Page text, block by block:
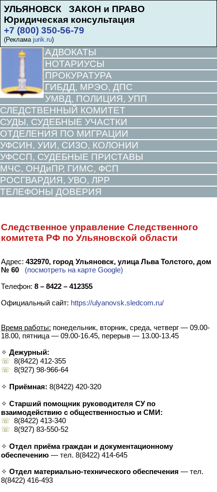
УЛЬЯНОВСК ЗАКОН и ПРАВО
Юридическая консультация
+7 (800) 350-56-79
(Реклама jurik.ru)
АДВОКАТЫ
НОТАРИУСЫ
ПРОКУРАТУРА
ГИБДД, МРЭО, ДПС
УМВД, ПОЛИЦИЯ, УПП
СЛЕДСТВЕННЫЙ КОМИТЕТ
СУДЫ, СУДЕБНЫЕ УЧАСТКИ
ОТДЕЛЕНИЯ ПО МИГРАЦИИ
УФСИН, УИИ, СИЗО, КОЛОНИИ
УФССП, СУДЕБНЫЕ ПРИСТАВЫ
МЧС, ОНДиПР, ГИМС, ФСП
РОСГВАРДИЯ, УВО, ЛРР
ТЕЛЕФОНЫ ДОВЕРИЯ
Следственное управление Следственного
комитета РФ по Ульяновской области
Адрес: 432970, город Ульяновск, улица Льва Толстого, дом
№ 60
(посмотреть на карте Google)
Телефон: 8 – 8422 – 412355
Официальный сайт: https://ulyanovsk.sledcom.ru/
Время работы: понедельник, вторник, среда, четверг — 09.00-
18.00, пятница — 09.00-16.45, перерыв — 13.00-13.45
✧ Дежурный:
☏ 8(8422) 412-355
☏ 8(927) 98-966-64
✧ Приёмная: 8(8422) 420-320
✧ Старший помощник руководителя СУ по
взаимодействию с общественностью и СМИ:
☏ 8(8422) 413-340
☏ 8(927) 83-550-52
✧ Отдел приёма граждан и документационному
обеспечению — тел. 8(8422) 414-645
✧ Отдел материально-технического обеспечения — тел.
8(8422) 416-493